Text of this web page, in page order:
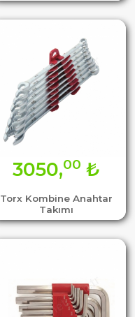
Torx Kombine Anahtar
Takımı
3050,00 ₺